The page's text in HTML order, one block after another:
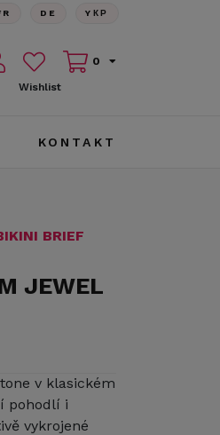
DE YКР
Wishlist
0
KONTAKT
BRIEF
JEWEL
v klasickém
pohodlí i
vykrojené